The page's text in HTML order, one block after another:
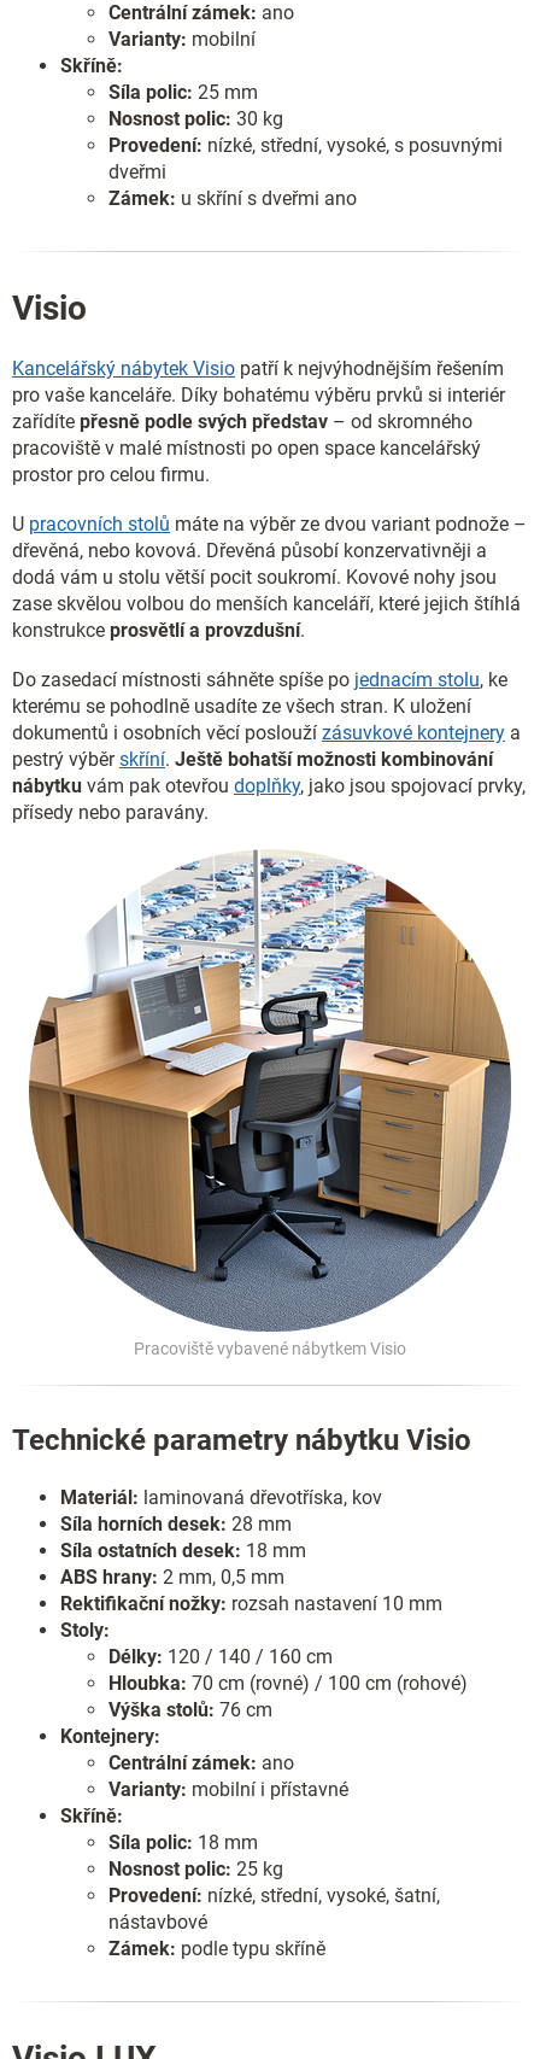
Centrální zámek: ano
Varianty: mobilní
Skříně:
Síla polic: 25 mm
Nosnost polic: 30 kg
Provedení: nízké, střední, vysoké, s posuvnými
dveřmi
Zámek: u skříní s dveřmi ano
Visio
Kancelářský nábytek Visio patří k nejvýhodnějším řešením
pro vaše kanceláře. Díky bohatému výběru prvků si interiér
zařídíte přesně podle svých představ – od skromného
pracoviště v malé místnosti po open space kancelářský
prostor pro celou firmu.
U pracovních stolů máte na výběr ze dvou variant podnože –
dřevěná, nebo kovová. Dřevěná působí konzervativněji a
dodá vám u stolu větší pocit soukromí. Kovové nohy jsou
zase skvělou volbou do menších kanceláří, které jejich štíhlá
konstrukce prosvětlí a provzdušní.
Do zasedací místnosti sáhněte spíše po jednacím stolu, ke
kterému se pohodlně usadíte ze všech stran. K uložení
dokumentů i osobních věcí poslouží zásuvkové kontejnery a
pestrý výběrskříní. Ještě bohatší možnosti kombinování
nábytku vám pak otevřou doplňky, jako jsou spojovací prvky,
přísedy nebo paravány.
Pracoviště vybavené nábytkem Visio
Technické parametry nábytku Visio
Materiál: laminovaná dřevotříska, kov
Síla horních desek: 28 mm
Síla ostatních desek: 18 mm
ABS hrany: 2 mm, 0,5 mm
Rektifikační nožky: rozsah nastavení 10 mm
Stoly:
Délky: 120 / 140 / 160 cm
Hloubka: 70 cm (rovné) / 100 cm (rohové)
Výška stolů: 76 cm
Kontejnery:
Centrální zámek: ano
Varianty: mobilní i přístavné
Skříně:
Síla polic: 18 mm
Nosnost polic: 25 kg
Provedení: nízké, střední, vysoké, šatní,
nástavbové
Zámek: podle typu skříně